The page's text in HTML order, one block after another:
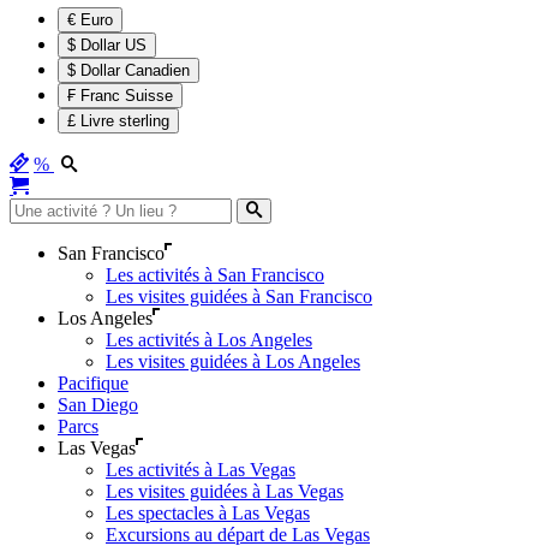
€ Euro
$ Dollar US
$ Dollar Canadien
₣ Franc Suisse
£ Livre sterling
%
San Francisco
Les activités à San Francisco
Les visites guidées à San Francisco
Los Angeles
Les activités à Los Angeles
Les visites guidées à Los Angeles
Pacifique
San Diego
Parcs
Las Vegas
Les activités à Las Vegas
Les visites guidées à Las Vegas
Les spectacles à Las Vegas
Excursions au départ de Las Vegas